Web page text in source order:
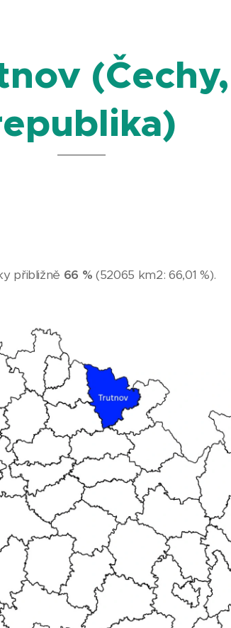
přibližně 66 % (52065 km2: 66,01 %).